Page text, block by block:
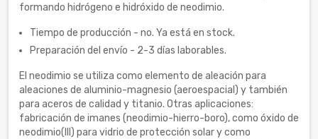
formando hidrógeno e hidróxido de neodimio.
Tiempo de producción - no. Ya está en stock.
Preparación del envío - 2-3 días laborables.
El neodimio se utiliza como elemento de aleación para
aleaciones de aluminio-magnesio (aeroespacial) y también
para aceros de calidad y titanio. Otras aplicaciones:
fabricación de imanes (neodimio-hierro-boro), como óxido de
neodimio(III) para vidrio de protección solar y como